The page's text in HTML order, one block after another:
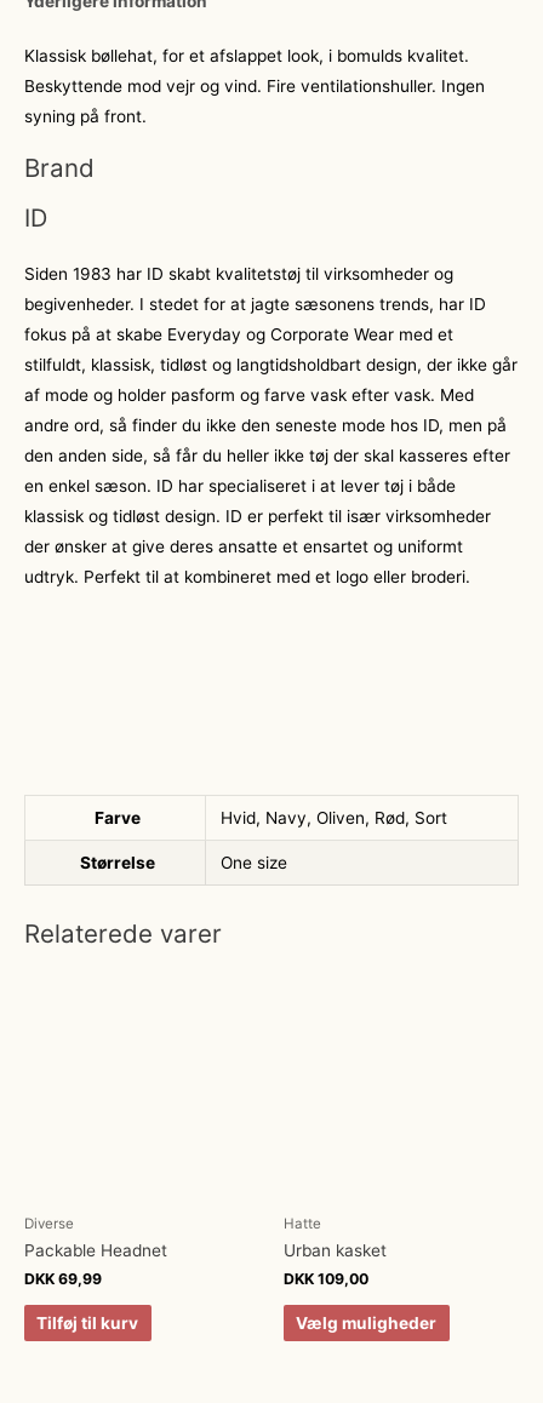
Klassisk bøllehat, for et afslappet look, i bomulds kvalitet.
Beskyttende mod vejr og vind. Fire ventilationshuller. Ingen
syning på front.
Brand
ID
Siden 1983 har ID skabt kvalitetstøj til virksomheder og
begivenheder. I stedet for at jagte sæsonens trends, har ID
fokus på at skabe Everyday og Corporate Wear med et
stilfuldt, klassisk, tidløst og langtidsholdbart design, der ikke går
af mode og holder pasform og farve vask efter vask. Med
andre ord, så finder du ikke den seneste mode hos ID, men på
den anden side, så får du heller ikke tøj der skal kasseres efter
en enkel sæson. ID har specialiseret i at lever tøj i både
klassisk og tidløst design. ID er perfekt til især virksomheder
der ønsker at give deres ansatte et ensartet og uniformt
udtryk. Perfekt til at kombineret med et logo eller broderi.
Farve Hvid, Navy, Oliven, Rød, Sort
Størrelse One size
Relaterede varer
Diverse
Packable Headnet
DKK 69,99
Tilføj til kurv
Hatte
Urban kasket
DKK 109,00
Vælg muligheder